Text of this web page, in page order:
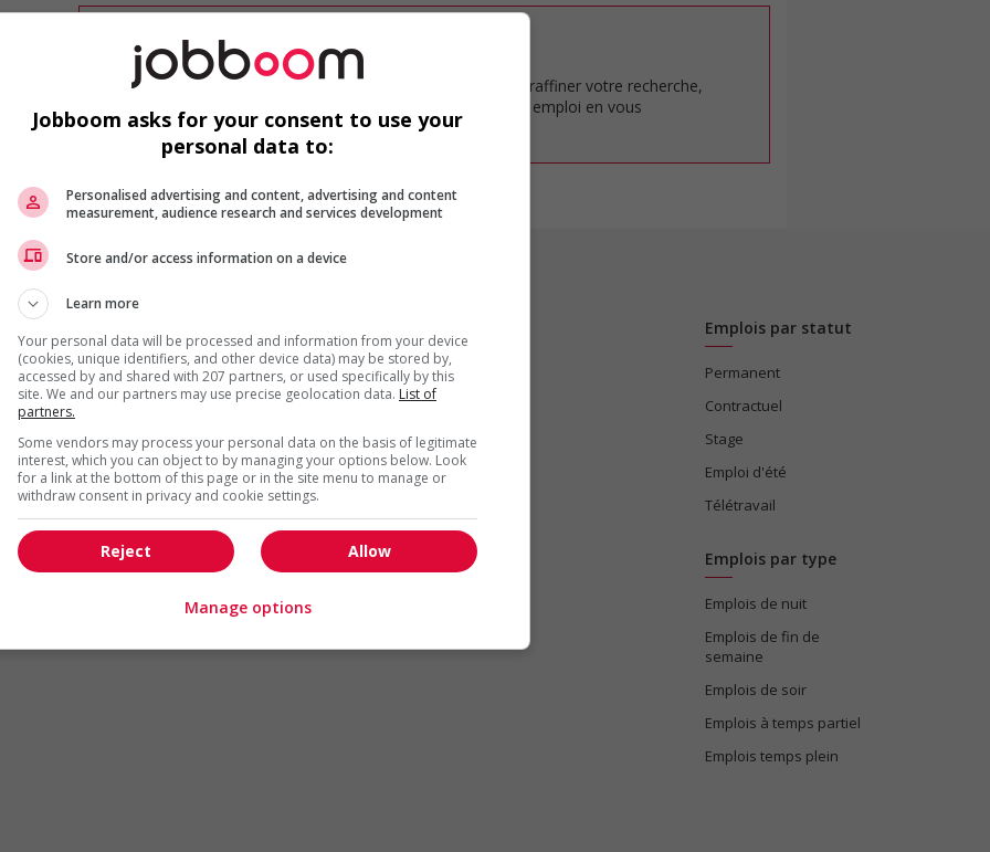
Désolé, cette recherche n'a produit aucun résultat.
Veuillez faire une nouvelle recherche.
Vous pouvez en tout temps utiliser nos outils pour raffiner votre recherche,
ou chercher un poste selon votre profil d'intérêt en emploi en vous
inscrivantcomme membre Jobboom.
Arts et métiers de la mode Automobile et transport
Cadres supérieurs
Commerce / Offres de services
Comptabilité / Assurance
Construction / Manutention
Droit
Ingénierie / Sciences
Marketing / Communication
Ressources humaines
Tourisme / Hôtellerie
Santé
Emplois par statut
Permanent
Contractuel
Stage
Emploi d'été
Télétravail
Emplois par type
Emplois de nuit
Emplois de fin de
semaine
Emplois de soir
Emplois à temps partiel
Emplois temps plein
Jobboom asks for your consent to use your
personal data to:
Personalised advertising and content, advertising and content
measurement, audience research and services development
Store and/or access information on a device
Learn more
Your personal data will be processed and information from your device
(cookies, unique identifiers, and other device data) may be stored by,
accessed by and shared with 207 partners, or used specifically by this
site. We and our partners may use precise geolocation data. List of
partners.
Some vendors may process your personal data on the basis of legitimate
interest, which you can object to by managing your options below. Look
for a link at the bottom of this page or in the site menu to manage or
withdraw consent in privacy and cookie settings.
Allow
Reject
Manage options